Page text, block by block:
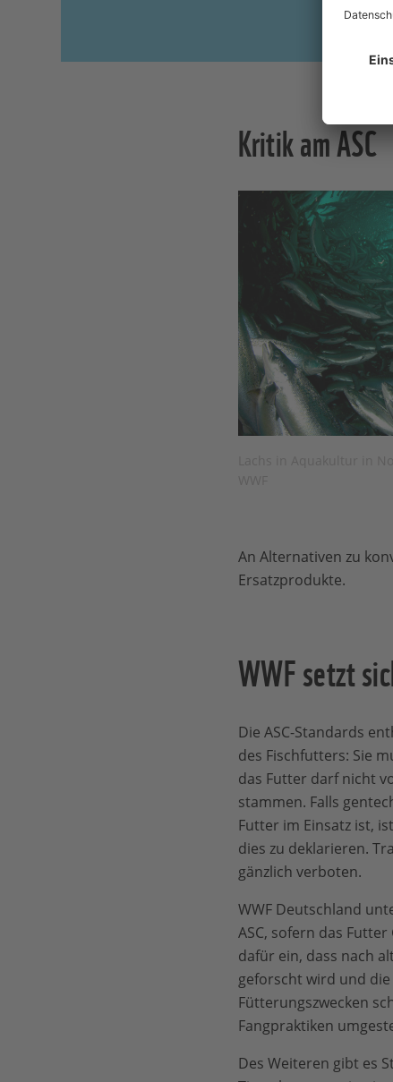
Kritik am ASC
An Alternativen zu
Ersatzprodukte.
WWF setzt
Die ASC-Standards
des Fischfutters: Sie
das Futter darf nicht
stammen. Falls
Futter im Einsatz ist,
dies zu deklarieren.
gänzlich verboten.
WWF Deutschland
ASC, sofern das
dafür ein, dass nach
geforscht wird und die
Fütterungszwecken
Fangpraktiken
Des Weiteren gibt es